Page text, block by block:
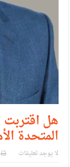
هل اقتربت
المتحدة
لا يوجد تعليقات